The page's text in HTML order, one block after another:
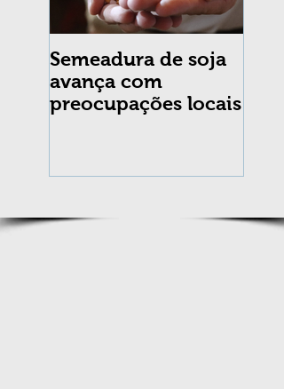
Semeadura de soja
avança com
preocupações locais